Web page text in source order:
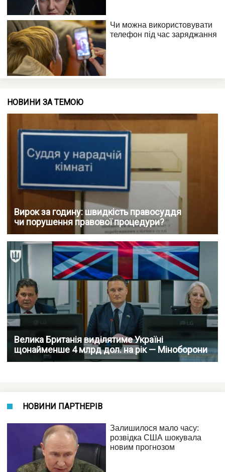
НОВИНИ ЗА ТЕМОЮ
Вирок за годину: швидкість правосуддя
чи порушення правової процедури?
Велика Британія виділятиме Україні
щонайменше 4 млрд дол. на рік — Міноборони
НОВИНИ ПАРТНЕРІВ